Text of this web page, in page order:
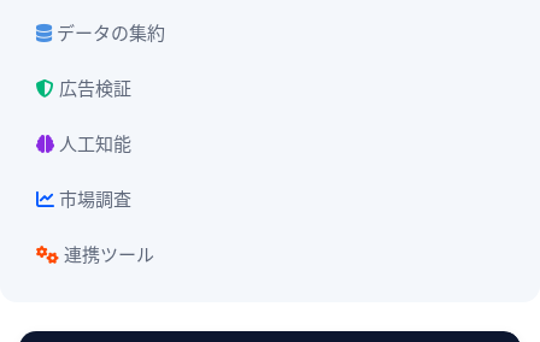
データの集約
広告検証
人工知能
市場調査
連携ツール